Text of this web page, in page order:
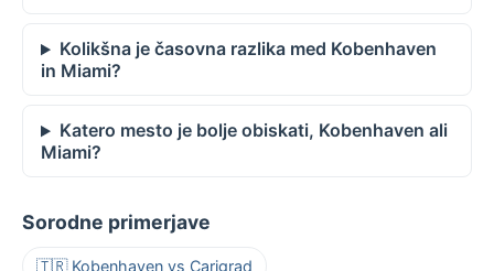
Kolikšna je časovna razlika med Kobenhaven
in Miami?
Katero mesto je bolje obiskati, Kobenhaven ali
Miami?
Sorodne primerjave
🇹🇷 Kobenhaven vs Carigrad